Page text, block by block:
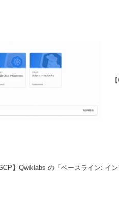
GCP】Qwiklabs の「ベースライン: イ